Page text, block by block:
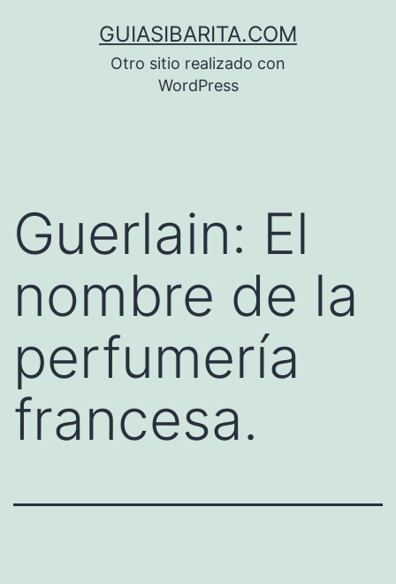
GUIASIBARITA.COM
Otro sitio realizado con
WordPress
Guerlain: El
nombre de la
perfumería
francesa.